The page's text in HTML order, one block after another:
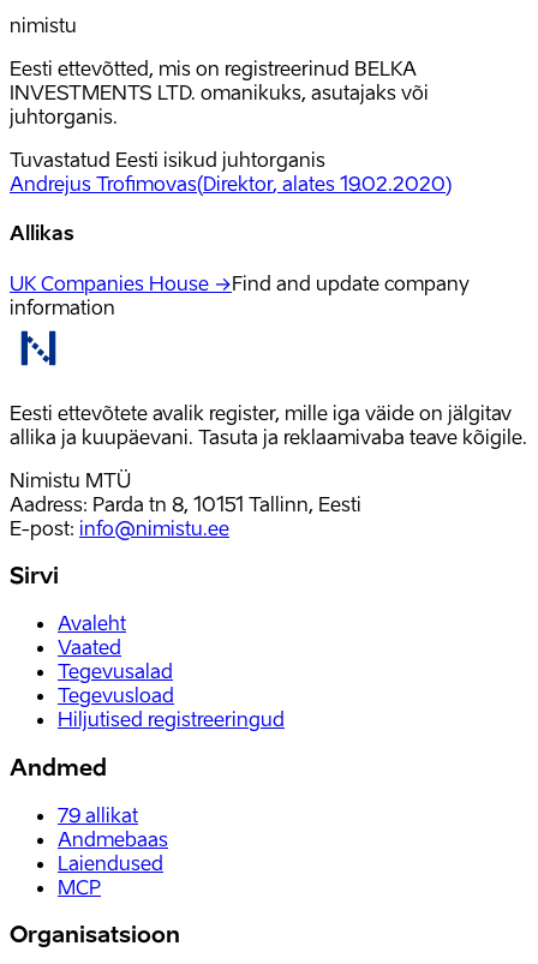
nimistu
Eesti ettevõtted, mis on registreerinud BELKA
INVESTMENTS LTD. omanikuks, asutajaks või
juhtorganis.
Tuvastatud Eesti isikud juhtorganis
Andrejus Trofimovas(Direktor, alates 19.02.2020)
Allikas
UK Companies House →Find and update company
information
Eesti ettevõtete avalik register, mille iga väide on jälgitav
allika ja kuupäevani. Tasuta ja reklaamivaba teave kõigile.
Nimistu MTÜ
Aadress: Parda tn 8, 10151 Tallinn, Eesti
E-post: info@nimistu.ee
Sirvi
Avaleht
Vaated
Tegevusalad
Tegevusload
Hiljutised registreeringud
Andmed
79 allikat
Andmebaas
Laiendused
MCP
Organisatsioon